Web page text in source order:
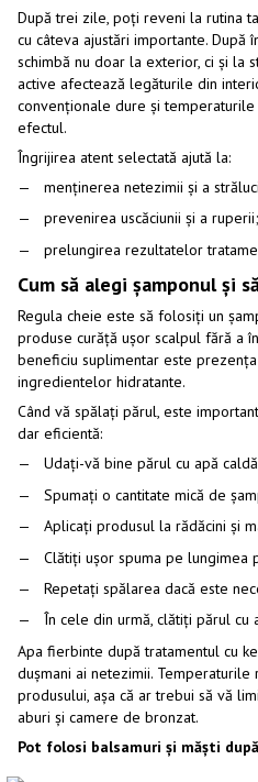
După trei zile, poți reveni la rutina
cu câteva ajustări importante. După
schimbă nu doar la exterior, ci și la
active afectează legăturile din
convenționale dure și
efectul.
Îngrijirea atent selectată ajută la:
menținerea netezimii și a
prevenirea uscăciunii și a ruperii;
prelungirea rezultatelor
Cum să alegi șamponul și
Regula cheie este să folosiți un
produse curăță ușor scalpul fără a
beneficiu suplimentar este
ingredientelor hidratante.
Când vă spălați părul, este
dar eficientă:
Udați-vă bine părul cu apă
Spumați o cantitate mică de
Aplicați produsul la rădăcini și
Clătiți ușor spuma pe lungimea
Repetați spălarea dacă este
În cele din urmă, clătiți părul cu
Apa fierbinte după tratamentul cu
dușmani ai netezimii.
produsului, așa că ar trebui să vă
aburi și camere de bronzat.
Pot folosi balsamuri și măști